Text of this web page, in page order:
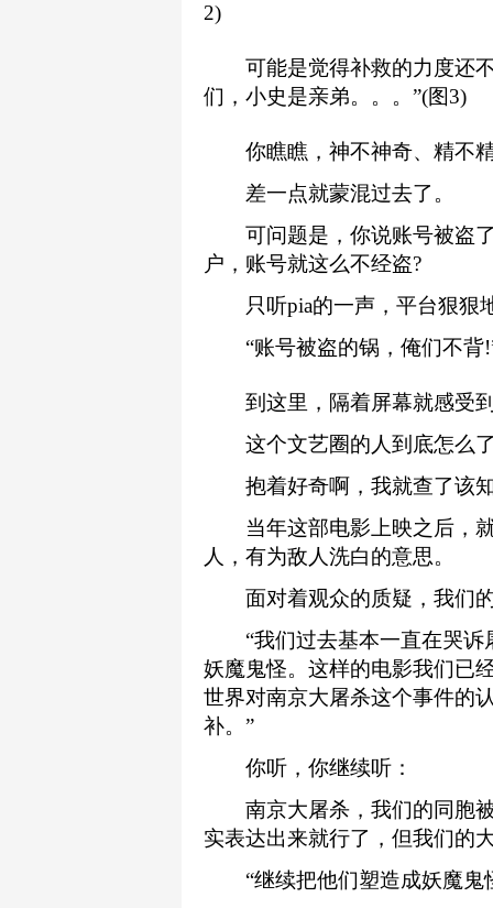
2)
可能是觉得补救的力度还
们，小史是亲弟。。。”(图3)
你瞧瞧，神不神奇、精不
差一点就蒙混过去了。
可问题是，你说账号被盗了
户，账号就这么不经盗?
只听pia的一声，平台狠狠
“账号被盗的锅，俺们不背
到这里，隔着屏幕就感受
这个文艺圈的人到底怎么了
抱着好奇啊，我就查了该
当年这部电影上映之后，就
人，有为敌人洗白的意思。
面对着观众的质疑，我们的
“我们过去基本一直在哭诉
妖魔鬼怪。这样的电影我们已
世界对南京大屠杀这个事件的
补。”
你听，你继续听：
南京大屠杀，我们的同胞被
实表达出来就行了，但我们的
“继续把他们塑造成妖魔鬼